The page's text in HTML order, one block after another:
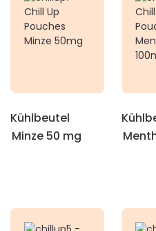
Kühlbeutel
Minze 50 mg